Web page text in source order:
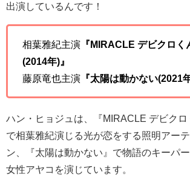
出演しているんです！
相葉雅紀主演 『MIRACLE デビクロく
(2014年)』
藤原竜也主演 『太陽は動かない(2021
ハン・ヒョジュは、『MIRACLE デビクロ
で相葉雅紀演じる光が恋をする照明アー
ン、『太陽は動かない』で物語のキーパ
女性アヤコを演じています。